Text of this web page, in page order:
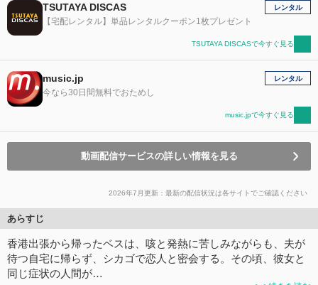
TSUTAYA DISCAS
【宅配レンタル】単品レンタルクーポン1枚プレゼント
レンタル
TSUTAYA DISCASで今すぐ見る
music.jp
今なら30日間無料でおためし
レンタル
music.jpで今すぐ見る
動画配信サービスの詳しい情報を見る
2026年7月更新：最新の配信状況は各サイトでご確認ください
あらすじ
香港出張から帰ったベスは、咳と発熱に苦しみながらも、夫が
待つ自宅に帰らず、シカゴで恋人と密会する。その頃、彼女と
同じ症状の人間が…